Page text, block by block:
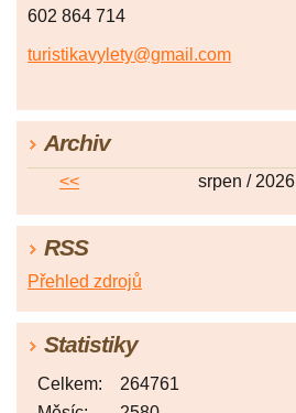
602 864 714
turistikavylety@gmail.com
Archiv
<< srpen / 2026
RSS
Přehled zdrojů
Statistiky
Celkem:
264761